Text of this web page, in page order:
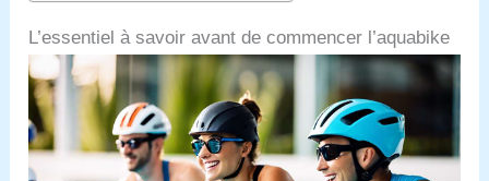
L’essentiel à savoir avant de commencer l’aquabike